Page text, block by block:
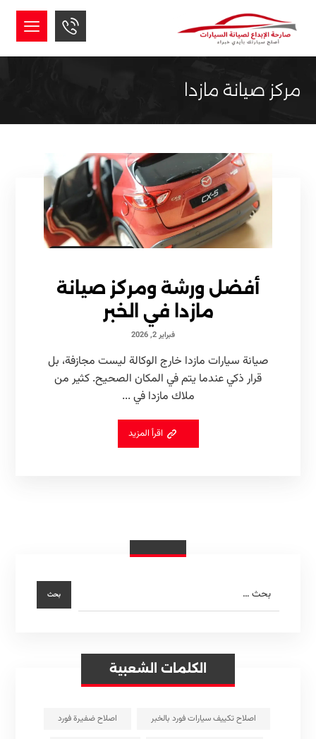
مركز صيانة مازدا
أفضل ورشة ومركز صيانة
مازدا في الخبر
فبراير 2, 2026
صيانة سيارات مازدا خارج الوكالة ليست مجازفة، بل
قرار ذكي عندما يتم في المكان الصحيح. كثير من
ملاك مازدا في ...
اقرأ المزيد
الكلمات الشعبية
اصلاح تكييف سيارات فورد بالخبر اصلاح ضفيرة فورد